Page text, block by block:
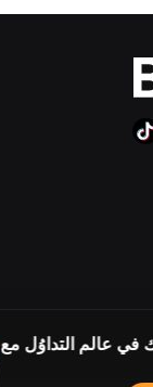
في عالم التداوُل مع